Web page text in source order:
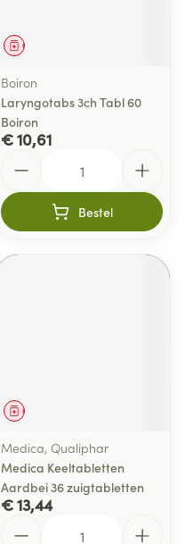
Geneesmiddel
Boiron
Laryngotabs 3ch Tabl 60
Boiron
€ 10,61
Bestel
Geneesmiddel
Medica, Qualiphar
Medica Keeltabletten
Aardbei 36 zuigtabletten
€ 13,44